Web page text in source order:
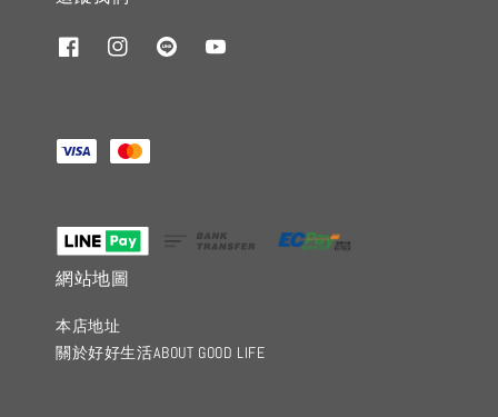
網站地圖
本店地址
關於好好生活ABOUT GOOD LIFE